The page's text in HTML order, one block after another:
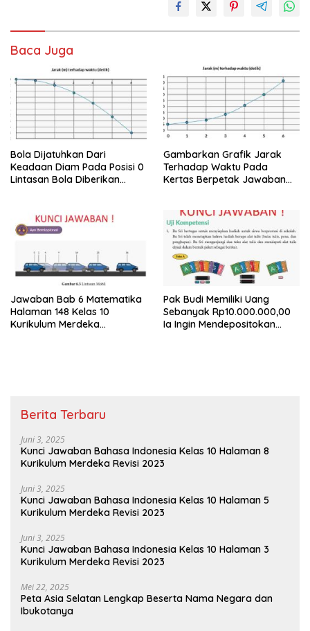
Baca Juga
Bola Dijatuhkan Dari
Keadaan Diam Pada Posisi 0
Lintasan Bola Diberikan
Gambarkan Grafik Jarak
Terhadap Waktu Pada
Kertas Berpetak Jawaban
Jawaban Bab 6 Matematika
Halaman 148 Kelas 10
Kurikulum Merdeka
Pak Budi Memiliki Uang
Sebanyak Rp10.000.000,00
Ia Ingin Mendepositokan
Berita Terbaru
Juni 3, 2025
Kunci Jawaban Bahasa Indonesia Kelas 10 Halaman 8
Kurikulum Merdeka Revisi 2023
Juni 3, 2025
Kunci Jawaban Bahasa Indonesia Kelas 10 Halaman 5
Kurikulum Merdeka Revisi 2023
Juni 3, 2025
Kunci Jawaban Bahasa Indonesia Kelas 10 Halaman 3
Kurikulum Merdeka Revisi 2023
Mei 22, 2025
Peta Asia Selatan Lengkap Beserta Nama Negara dan
Ibukotanya